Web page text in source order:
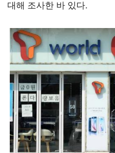
대해 조사한 바 있다.